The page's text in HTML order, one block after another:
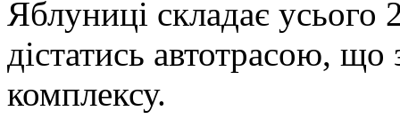
Яблуниці складає
дістатись автотрасою,
комплексу.